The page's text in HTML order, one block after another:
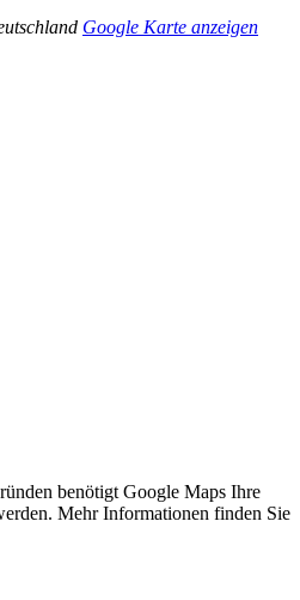
Google Karte anzeigen
benötigt Google Maps Ihre
Mehr Informationen finden Sie